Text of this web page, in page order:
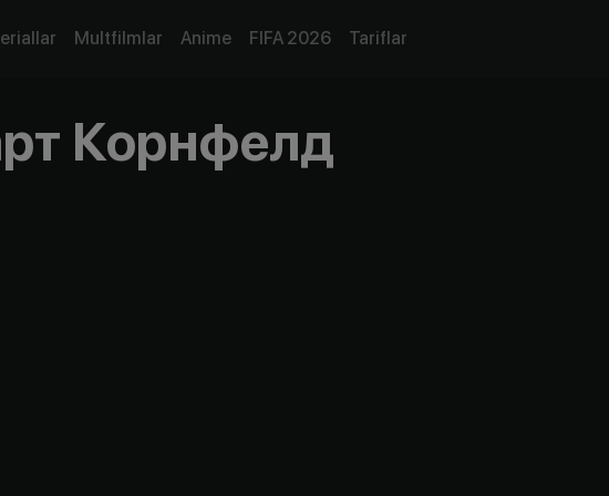
Multfilmlar Anime FIFA 2026 Tariflar
Корнфелд